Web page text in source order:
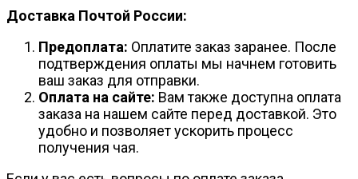
Доставка Почтой России:
Предоплата: Оплатите заказ заранее. После
подтверждения оплаты мы начнем готовить
ваш заказ для отправки.
Оплата на сайте: Вам также доступна оплата
заказа на нашем сайте перед доставкой. Это
удобно и позволяет ускорить процесс
получения чая.